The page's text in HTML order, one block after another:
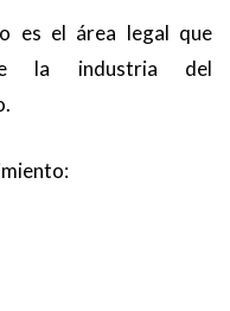
es el área legal que
la industria del